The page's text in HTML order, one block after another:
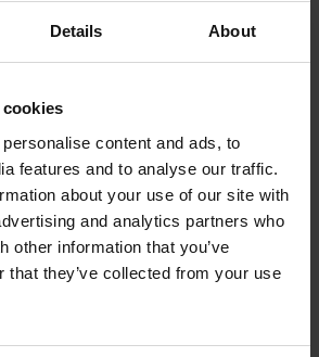
Details About
content and ads, to
features and to analyse our traffic.
about your use of our site with
and analytics partners who
other information that you’ve
that they’ve collected from your use